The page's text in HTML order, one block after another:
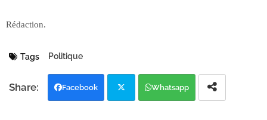
Rédaction.
Tags Politique
Facebook Whatsapp